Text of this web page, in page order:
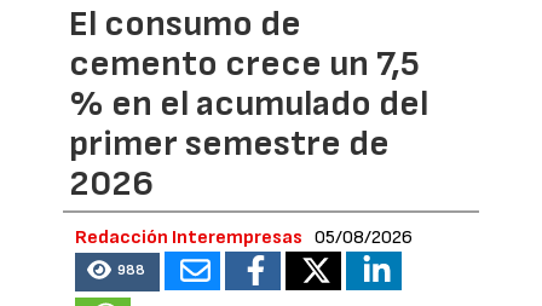
El consumo de
cemento crece un 7,5
% en el acumulado del
primer semestre de
2026
Redacción Interempresas 05/08/2026
988